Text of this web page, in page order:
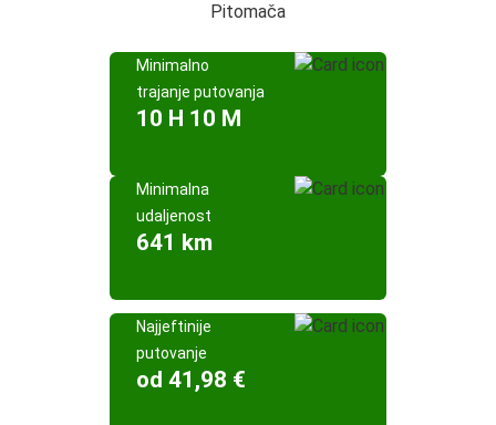
Pitomača
Minimalno
trajanje putovanja
10 H 10 M
Minimalna
udaljenost
641 km
Najjeftinije
putovanje
od 41,98 €